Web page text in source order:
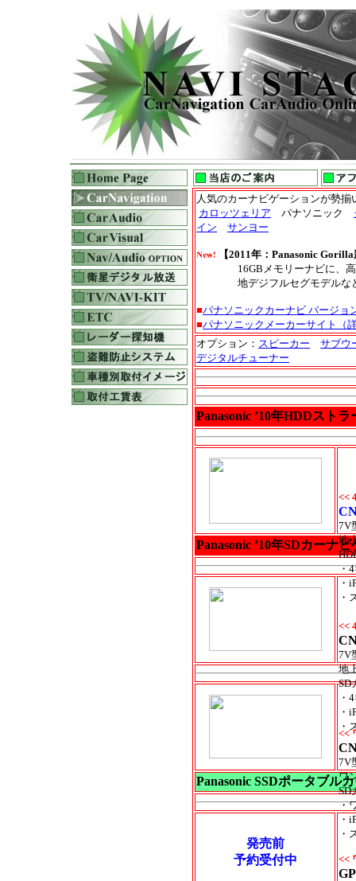
人気のカーナビゲーションが勢揃
カロッツェリア パナソニック
イン
サンヨー
【2011年：Panasonic
16GBメモリーナビに、高精
地デジフルセグモデルなど
■パナソニックカーナビ バージョ
■パナソニックメーカーサイト（
オプション ： スピーカー
サブウ
デジタルチューナー
Panasonic ’10年HDDストラ
<<
7V
地
・
・
・
Panasonic ’10年SDカーナ
<<
7V
地
SD
・
・
・
<<
7V
ワ
SD
・
・
・
Panasonic SSDポータブル
発売前
予約受付中
<<